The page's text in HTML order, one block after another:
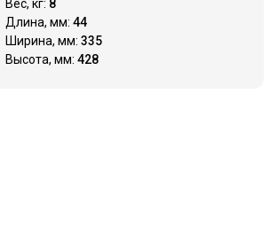
Вес, кг: 8
Длина, мм: 44
Ширина, мм: 335
Высота, мм: 428